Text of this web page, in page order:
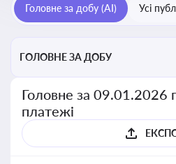
Головне за добу (AI) Усі
ГОЛОВНЕ ЗА ДОБУ
Головне за 09.01.2026
платежі